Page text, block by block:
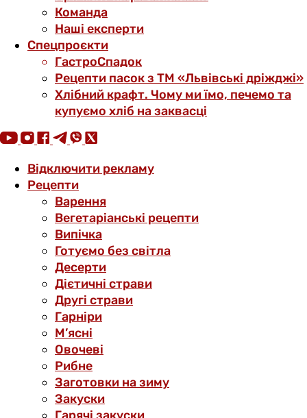
Команда
Наші експерти
Спецпроєкти
ГастроСпадок
Рецепти пасок з ТМ «Львівські дріжджі»
Хлібний крафт. Чому ми їмо, печемо та
купуємо хліб на заквасці
Відключити рекламу
Рецепти
Варення
Вегетаріанські рецепти
Випічка
Готуємо без світла
Десерти
Дієтичні страви
Другі страви
Гарніри
М’ясні
Овочеві
Рибне
Заготовки на зиму
Закуски